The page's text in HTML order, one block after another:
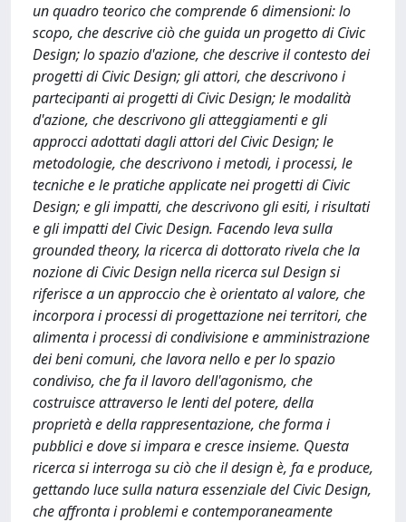
un quadro teorico che comprende 6 dimensioni: lo
scopo, che descrive ciò che guida un progetto di Civic
Design; lo spazio d'azione, che descrive il contesto dei
progetti di Civic Design; gli attori, che descrivono i
partecipanti ai progetti di Civic Design; le modalità
d'azione, che descrivono gli atteggiamenti e gli
approcci adottati dagli attori del Civic Design; le
metodologie, che descrivono i metodi, i processi, le
tecniche e le pratiche applicate nei progetti di Civic
Design; e gli impatti, che descrivono gli esiti, i risultati
e gli impatti del Civic Design. Facendo leva sulla
grounded theory, la ricerca di dottorato rivela che la
nozione di Civic Design nella ricerca sul Design si
riferisce a un approccio che è orientato al valore, che
incorpora i processi di progettazione nei territori, che
alimenta i processi di condivisione e amministrazione
dei beni comuni, che lavora nello e per lo spazio
condiviso, che fa il lavoro dell'agonismo, che
costruisce attraverso le lenti del potere, della
proprietà e della rappresentazione, che forma i
pubblici e dove si impara e cresce insieme. Questa
ricerca si interroga su ciò che il design è, fa e produce,
gettando luce sulla natura essenziale del Civic Design,
che affronta i problemi e contemporaneamente